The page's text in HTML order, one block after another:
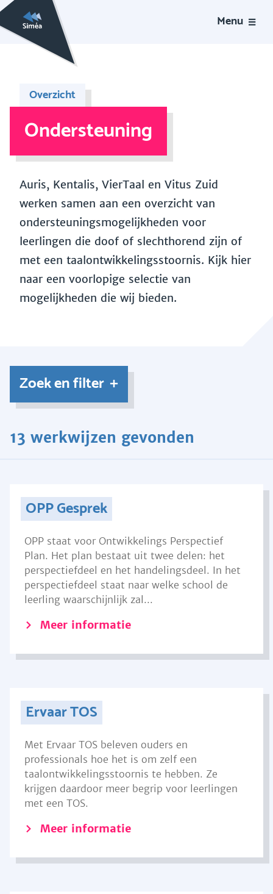
Menu
Overzicht
Ondersteuning
Auris, Kentalis, VierTaal en Vitus Zuid
werken samen aan een overzicht van
ondersteuningsmogelijkheden voor
leerlingen die doof of slechthorend zijn of
met een taalontwikkelingsstoornis. Kijk hier
naar een voorlopige selectie van
mogelijkheden die wij bieden.
Zoek en filter
13 werkwijzen gevonden
OPP Gesprek
OPP staat voor Ontwikkelings Perspectief
Plan. Het plan bestaat uit twee delen: het
perspectiefdeel en het handelingsdeel. In het
perspectiefdeel staat naar welke school de
leerling waarschijnlijk zal...
Meer informatie
Ervaar TOS
Met Ervaar TOS beleven ouders en
professionals hoe het is om zelf een
taalontwikkelingsstoornis te hebben. Ze
krijgen daardoor meer begrip voor leerlingen
met een TOS.
Meer informatie